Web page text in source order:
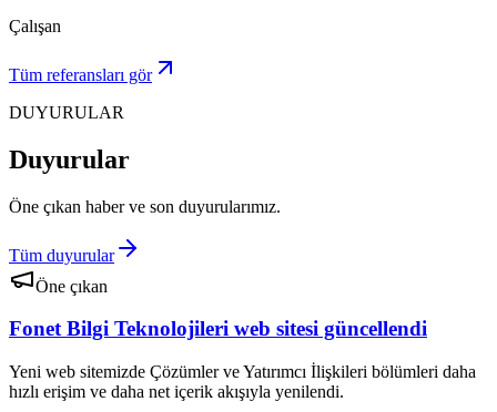
Çalışan
Tüm referansları gör
DUYURULAR
Duyurular
Öne çıkan haber ve son duyurularımız.
Tüm duyurular
Öne çıkan
Fonet Bilgi Teknolojileri web sitesi güncellendi
Yeni web sitemizde Çözümler ve Yatırımcı İlişkileri bölümleri daha
hızlı erişim ve daha net içerik akışıyla yenilendi.